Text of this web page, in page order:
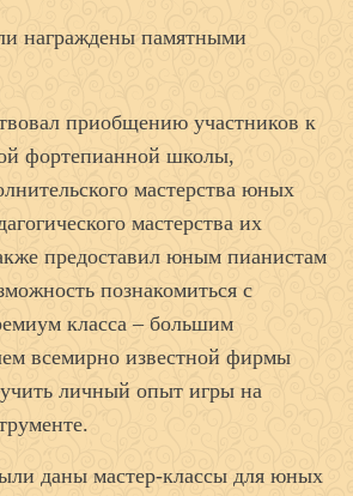
награждены памятными
приобщению участников к
фортепианной школы,
мастерства юных
мастерства их
предоставил юным пианистам
познакомиться с
класса – большим
всемирно известной фирмы
личный опыт игры на
даны мастер-классы для юных